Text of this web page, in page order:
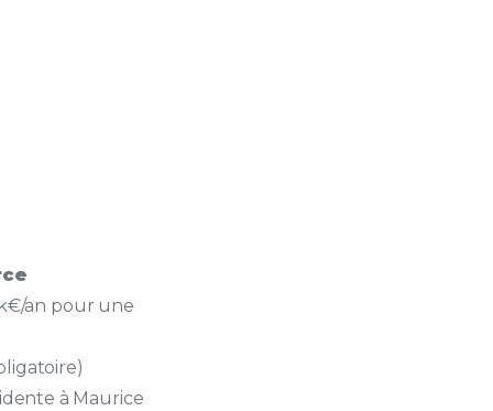
an pour une
à Maurice